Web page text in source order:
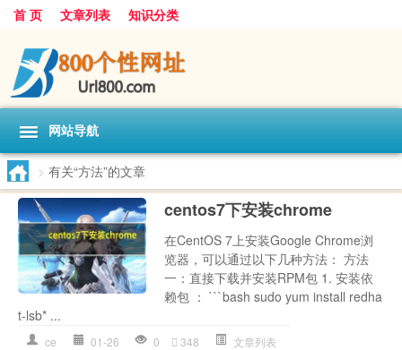
首 页 文章列表 知识分类
网站导航
> 有关“方法”的文章
centos7下安装chrome
在CentOS 7上安装Google Chrome浏
览器，可以通过以下几种方法： 方法
一：直接下载并安装RPM包 1. 安装依
赖包 ： ```bash sudo yum install redha
t-lsb* ...
ce 01-26 0 348 文章列表